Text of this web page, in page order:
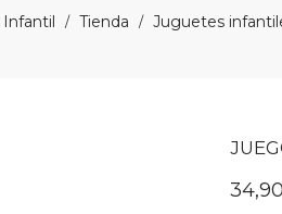
Infantil / Tienda / Juguetes
34,90